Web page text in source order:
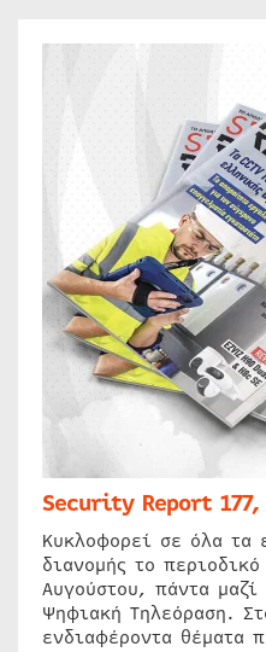
Security Report 177,
Κυκλοφορεί σε όλα τα
διανομής το
Αυγούστου, πάντα
Ψηφιακή Τηλεόραση.
ενδιαφέροντα θέματα